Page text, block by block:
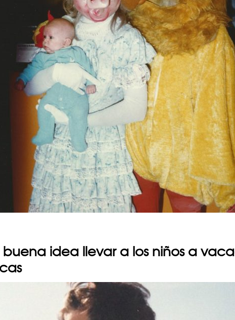
buena idea llevar a los niños a